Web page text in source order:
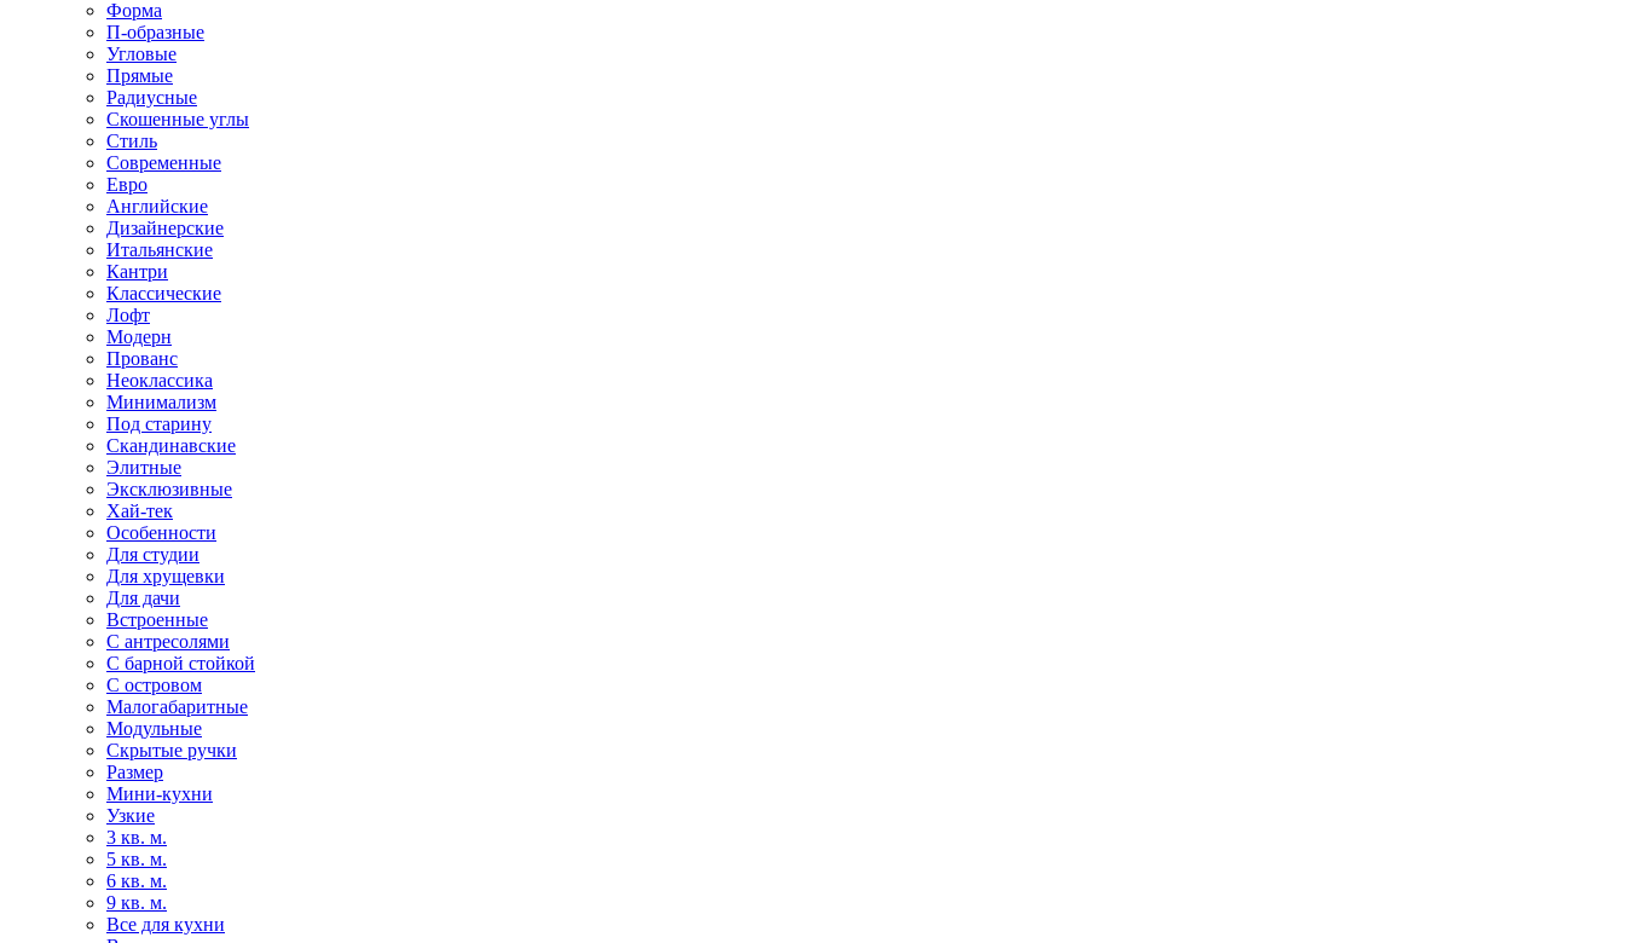
Форма
П-образные
Угловые
Прямые
Радиусные
Скошенные углы
Стиль
Современные
Евро
Английские
Дизайнерские
Итальянские
Кантри
Классические
Лофт
Модерн
Прованс
Неоклассика
Минимализм
Под старину
Скандинавские
Элитные
Эксклюзивные
Хай-тек
Особенности
Для студии
Для хрущевки
Для дачи
Встроенные
С антресолями
С барной стойкой
С островом
Малогабаритные
Модульные
Скрытые ручки
Размер
Мини-кухни
Узкие
3 кв. м.
5 кв. м.
6 кв. м.
9 кв. м.
Все для кухни